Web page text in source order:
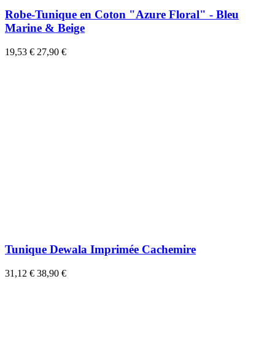
Robe-Tunique en Coton "Azure Floral" - Bleu
Marine & Beige
19,53 € 27,90 €
Tunique Dewala Imprimée Cachemire
31,12 € 38,90 €